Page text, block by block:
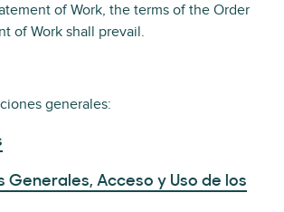
of Work, the terms of the Order
of Work shall prevail.
generales:
Generales, Acceso y Uso de los